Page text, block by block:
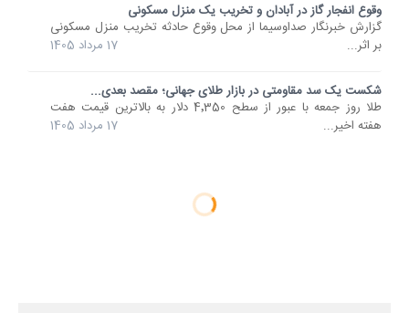
وقوع انفجار گاز در آبادان و تخریب یک منزل مسکونی
گزارش خبرنگار صداوسیما از محل وقوع حادثه‌ تخریب منزل مسکونی
بر اثر...
17 مرداد 1405
شکست یک سد مقاومتی در بازار طلای جهانی؛ مقصد بعدی...
طلا روز جمعه با عبور از سطح 4٬350 دلار به بالاترین قیمت هفت
هفته اخیر...
17 مرداد 1405